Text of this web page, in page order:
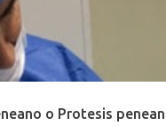
o Protesis